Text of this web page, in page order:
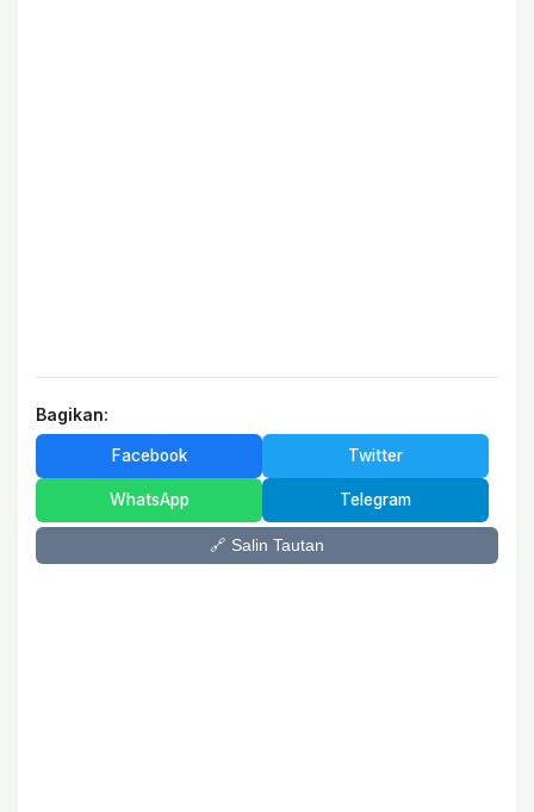
Bagikan:
Facebook Twitter
WhatsApp Telegram
🔗 Salin Tautan